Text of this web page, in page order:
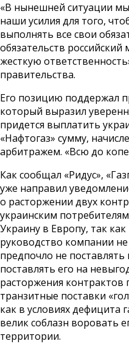
«В нынешней ситуации
наши усилия для того,
выполнять все свои
обязательств
жесткую
правительства.
Его позицию поддержал
который выразил
придется выплатить
«Нафтогаз» сумму,
арбитражем. «Всю до
Как сообщал «Ридус»,
уже направил
о расторжении двух
украинским
Украину в Европу, так
руководство компании
предпочло не поставлять
поставлять его на
расторжения контрактов
транзитные поставки
как в условиях дефицита
велик соблазн воровать
территории.